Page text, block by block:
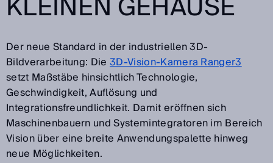
Der neue Standard in der industriellen 3D-
Bildverarbeitung: Die3D-Vision-Kamera Ranger3
setzt Maßstäbe hinsichtlich Technologie,
Geschwindigkeit, Auflösung und
Integrationsfreundlichkeit. Damit eröffnen sich
Maschinenbauern und Systemintegratoren im Bereich
Vision über eine breite Anwendungspalette hinweg
neue Möglichkeiten.